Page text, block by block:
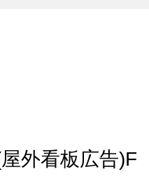
屋外看板広告)F